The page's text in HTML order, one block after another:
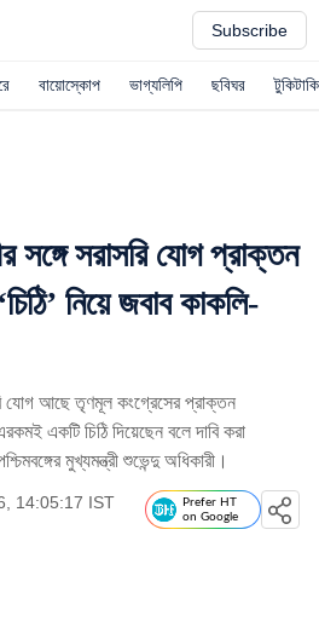
Subscribe
বায়োস্কোপ ভাগ্যলিপি ছবিঘর টুকিটাকি
সঙ্গে সরাসরি যোগ প্রাক্তন
নিয়ে জবাব কাকলি-
যোগ আছে তৃণমূল কংগ্রেসের প্রাক্তন
একটি চিঠি দিয়েছেন বলে দাবি করা
মুখ্যমন্ত্রী শুভেন্দু অধিকারী।
14:05:17 IST
Prefer HT
on Google